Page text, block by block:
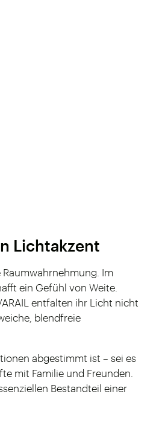
Lichtakzent
Im
ein Gefühl von Weite.
entfalten ihr Licht nicht
blendfreie
abgestimmt ist – sei es
mit Familie und Freunden.
Bestandteil einer